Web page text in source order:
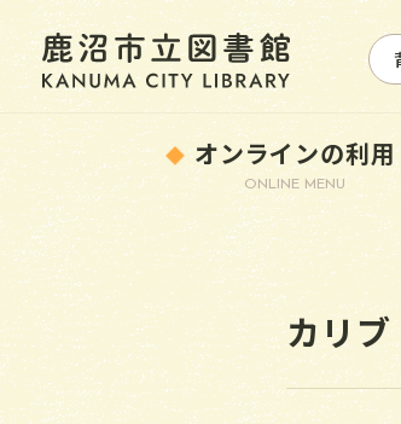
オンラインの利用
ONLINE MENU
カリ